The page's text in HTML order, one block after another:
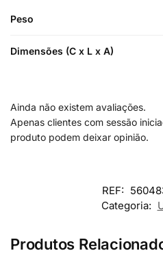
Peso
Dimensões (C x L x A)
Ainda não existem avaliações.
Apenas clientes com sessão
produto podem deixar opinião.
REF:
Categoria:
Produtos